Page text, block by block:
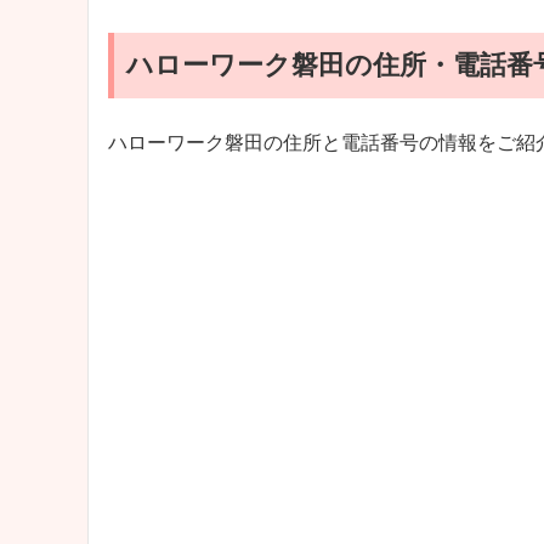
ハローワーク磐田の住所・電話番
ハローワーク磐田の住所と電話番号の情報をご紹